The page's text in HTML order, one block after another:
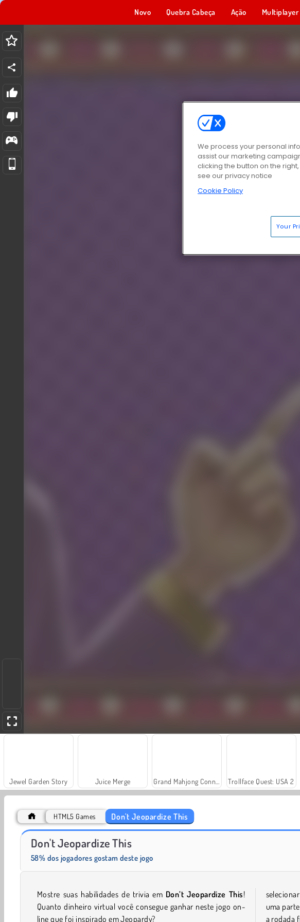
Novo Quebra Cabeça Ação Multiplayer
Jewel Garden Story Juice Merge Trollface Quest: USA 2
Solitaire Social
HTML5 Games Don't Jeopardize This
Don't Jeopardize This
58% dos jogadores gostam deste jogo
Mostre suas habilidades de trivia em Don’t Jeopardize This!
Quanto dinheiro virtual você consegue ganhar neste jogo on-
line que foi inspirado em Jeopardy?
uma
a rodada
We process your personal
assist our marketing
clicking the button on the
see our privacy notice
Cookie Policy
Your